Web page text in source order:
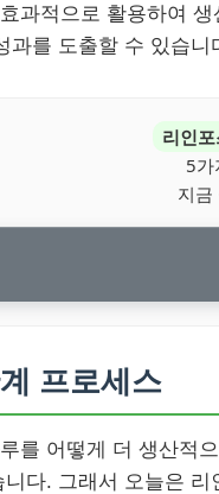
과적으로 활용하여
과를 도출할 수 있습니
리인
5가
지금
프로세스
를 어떻게 더 생산적
니다. 그래서 오늘은